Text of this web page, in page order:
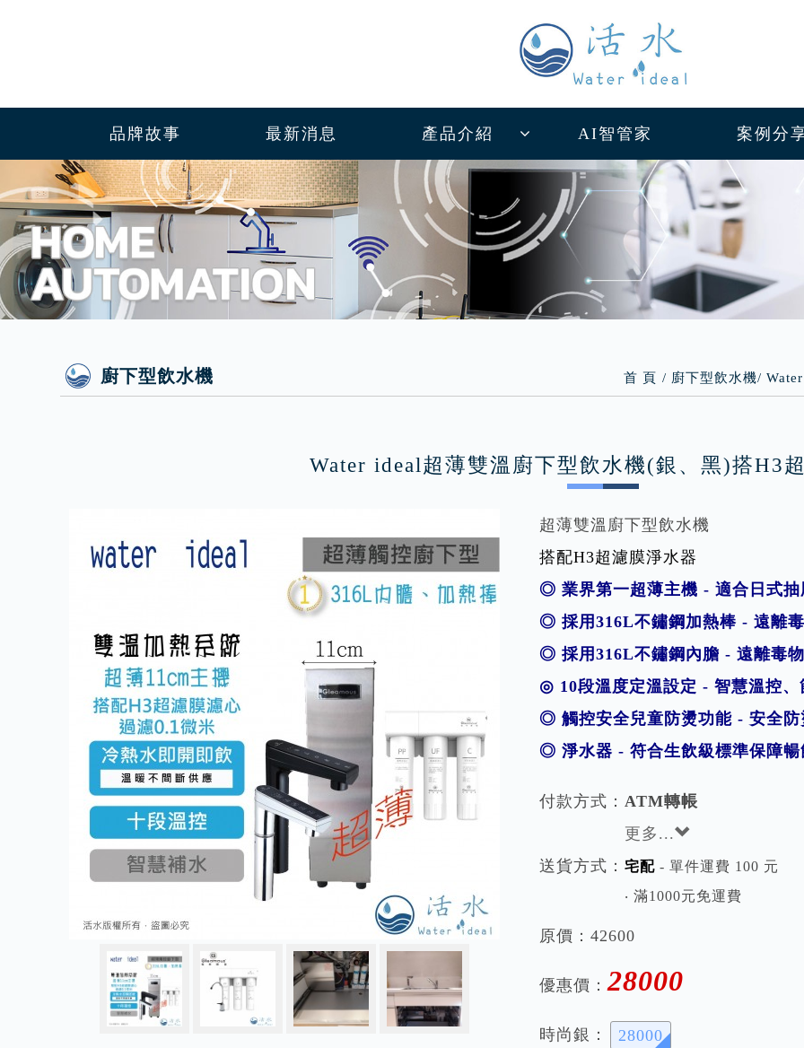
品牌故事 最新消息 產品介紹 AI智管家 案例分
廚下型飲水機 首 頁 廚下型飲水機
Water ideal超薄雙溫廚下型飲水機(銀、黑)搭H3
超薄雙溫廚下型飲水機
搭配H3超濾膜淨水器
◎ 業界第一超薄主機 - 適合日式抽
◎ 採用316L不鏽鋼加熱棒 - 遠離
◎ 採用316L不鏽鋼內膽 - 遠離毒
◎ 10段溫度定溫設定 - 智慧溫控、
◎ 觸控安全兒童防燙功能 - 安全防
◎ 淨水器 - 符合生飲級標準保障暢
付款方式：ATM轉帳
更多...
送貨方式：宅配 - 單件運費 100 元
‧ 滿1000元免運費
原價：42600
優惠價：28000
時尚銀：
28000